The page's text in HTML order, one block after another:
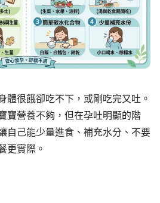
體很餓卻吃不下，或剛吃完又吐。
寶營養不夠，但在孕吐明顯的階
自己能少量進食、補充水分、不要
更實際。